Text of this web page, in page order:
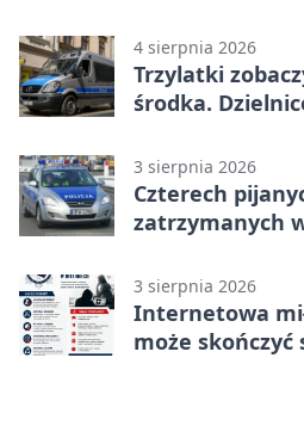
4 sierpnia 2026
Trzylatki
środka.
3 sierpnia 2026
Czterech
zatrzymanych
3 sierpnia 2026
Internetowa
może